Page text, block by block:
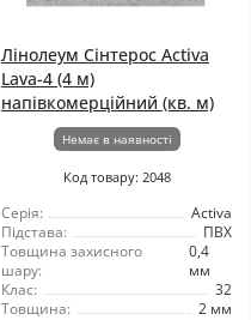
Лінолеум Сінтерос Activa
Lava-4 (4 м)
напівкомерційний (кв. м)
Немає в наявності
Код товару: 2048
Серія:
Activa
Підстава:
ПВХ
Товщина захисного
шару:
0,4
мм
Клас:
32
Товщина:
2 мм